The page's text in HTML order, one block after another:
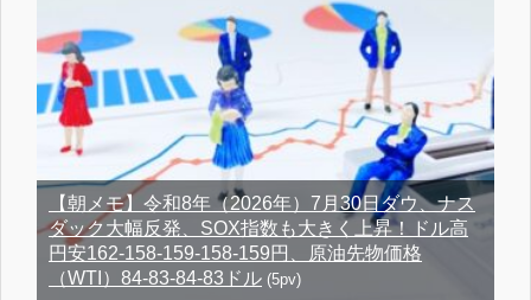
【朝メモ】令和8年（2026年）7月30日ダウ、ナス
ダック大幅反発、SOX指数も大きく上昇！ドル高
円安162-158-159-158-159円、原油先物価格
（WTI）84-83-84-83ドル (5pv)